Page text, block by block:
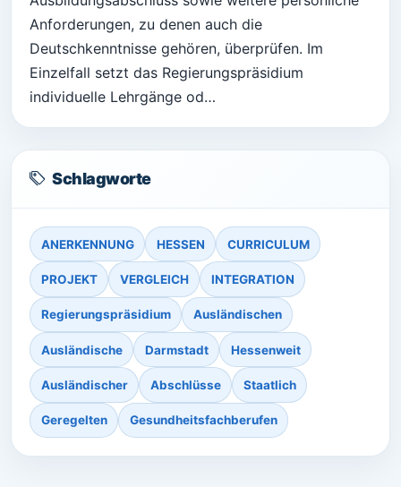
Anforderungen, zu denen auch die
Deutschkenntnisse gehören, überprüfen. Im
Einzelfall setzt das Regierungspräsidium
individuelle Lehrgänge od…
Schlagworte
ANERKENNUNG HESSEN CURRICULUM
PROJEKT VERGLEICH INTEGRATION
Regierungspräsidium Ausländischen
Ausländische Darmstadt Hessenweit
Ausländischer Abschlüsse Staatlich
Geregelten Gesundheitsfachberufen